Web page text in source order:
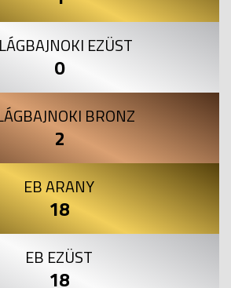
EZÜST
0
BRONZ
2
EB ARANY
18
EB EZÜST
18